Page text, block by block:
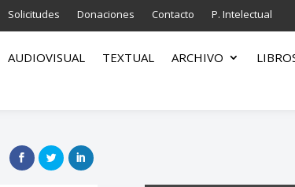
Solicitudes Donaciones Contacto P. Intelectual
AUDIOVISUAL TEXTUAL ARCHIVO